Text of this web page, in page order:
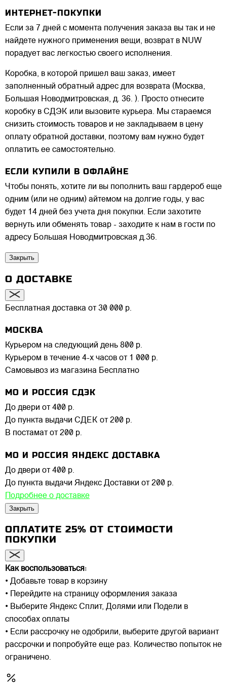
ИНТЕРНЕТ-ПОКУПКИ
Если за 7 дней с момента получения заказа вы так и не
найдете нужного применения вещи, возврат в NUW
порадует вас легкостью своего исполнения.
Коробка, в которой пришел ваш заказ, имеет
заполненный обратный адрес для возврата (Москва,
Большая Новодмитровская, д. 36. ). Просто отнесите
коробку в СДЭК или вызовите курьера. Мы стараемся
снизить стоимость товаров и не закладываем в цену
оплату обратной доставки, поэтому вам нужно будет
оплатить ее самостоятельно.
ЕСЛИ КУПИЛИ В ОФЛАЙНЕ
Чтобы понять, хотите ли вы пополнить ваш гардероб еще
одним (или не одним) айтемом на долгие годы, у вас
будет 14 дней без учета дня покупки. Если захотите
вернуть или обменять товар - заходите к нам в гости по
адресу Большая Новодмитровская д.36.
Закрыть
О ДОСТАВКЕ
Бесплатная доставка от 30 000 р.
МОСКВА
Курьером на следующий день 800 р.
Курьером в течение 4-х часов от 1 000 р.
Самовывоз из магазина Бесплатно
МО И РОССИЯ СДЭК
До двери от 400 р.
До пункта выдачи СДЕК от 200 р.
В постамат от 200 р.
МО И РОССИЯ ЯНДЕКС ДОСТАВКА
До двери от 400 р.
До пункта выдачи Яндекс Доставки от 200 р.
Подробнее о доставке
Закрыть
ОПЛАТИТЕ 25% ОТ СТОИМОСТИ
ПОКУПКИ
Как воспользоваться:
• Добавьте товар в корзину
• Перейдите на страницу оформления заказа
• Выберите Яндекс Сплит, Долями или Подели в
способах оплаты
• Если рассрочку не одобрили, выберите другой вариант
рассрочки и попробуйте еще раз. Количество попыток не
ограничено.